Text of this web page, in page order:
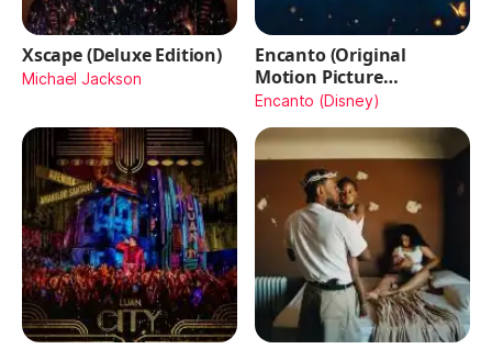
Xscape (Deluxe Edition)
Michael Jackson
Encanto (Original
Motion Picture
Soundtrack)
Encanto (Disney)